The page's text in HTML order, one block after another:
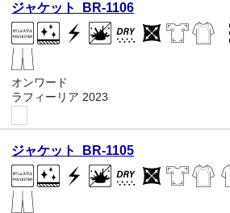
ジャケット BR-1106
オンワード
ラフィーリア 2023
ジャケット BR-1105